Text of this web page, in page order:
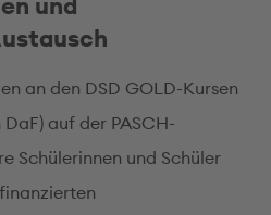
an den DSD GOLD-Kursen
auf der PASCH-
Schülerinnen und Schüler